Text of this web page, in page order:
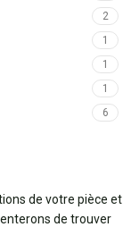
2
1
1
1
6
de votre pièce et
de trouver